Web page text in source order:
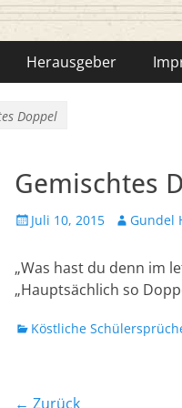
Bähr
Herausgeber
Doppel
Gemischtes
Veröffentlicht
Juli 10, 2015 AutorGundel
„Was hast du denn im
„Hauptsächlich so
Kategorien
Köstliche
← Zurück